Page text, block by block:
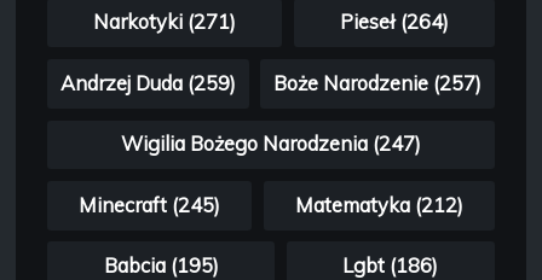
Narkotyki (271) Pieseł (264)
Andrzej Duda (259) Boże Narodzenie (257)
Wigilia Bożego Narodzenia (247)
Minecraft (245) Matematyka (212)
Babcia (195) Lgbt (186)